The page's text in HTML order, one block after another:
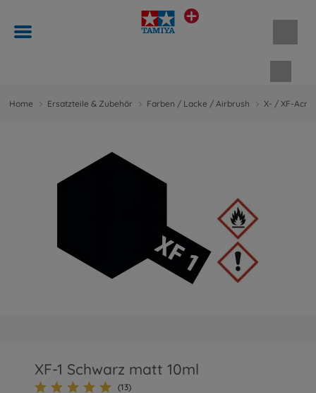
Home Ersatzteile & Zubehör Farben / Lacke / Airbrush X- / XF-
XF-1 Schwarz matt 10ml
(13)